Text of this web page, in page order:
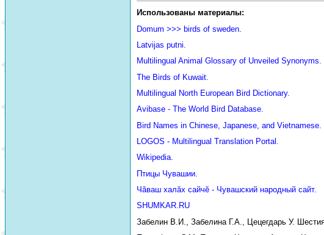
Использованы материалы:
Domum >>> birds of sweden
Latvijas putni.
Multilingual Animal Glossary of Unveiled Synonyms.
The Birds of Kuwait.
Multilingual North European Bird Dictionary.
Avibase - The World Bird Database.
Bird Names in Chinese, Japanese, and Vietnamese.
LOGOS - Multilingual Translation Portal.
Wikipedia.
Птицы Чувашии.
Чăваш халăх сайчĕ - Чувашский народный сайт.
SHUMKAR.RU
Забелин В.И., Забелина Г.А., Цецегдарь У.